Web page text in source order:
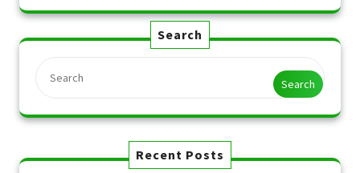
Search
Search
Recent Posts